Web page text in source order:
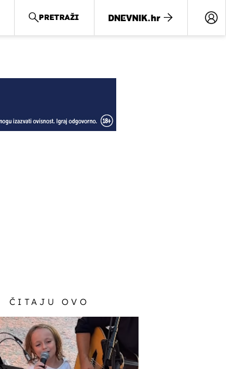
PRETRAŽI
ČITAJU OVO